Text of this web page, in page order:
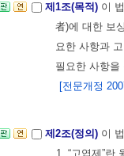
제1조(목적) 이
者)에 대한 보
요한 사항과
필요한 사항을
[전문개정
제2조(정의) 이
1. “고엽제”란